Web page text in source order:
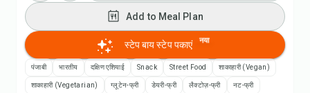
Add to Meal Plan
Add to Shopping List
Add to Meal Plan
स्टेप बाय स्टेप पकाएं नया
पंजाबी भारतीय दक्षिण एशियाई Snack Street Food शाकाहारी (Vegan)
शाकाहारी (Vegetarian) ग्लूटेन-फ्री डेयरी-फ्री लैक्टोज़-फ्री नट-फ्री